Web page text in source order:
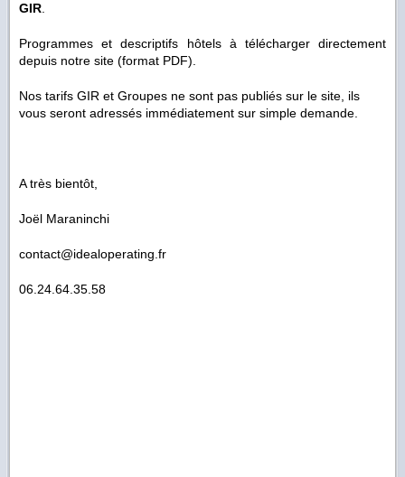
GIR.
Programmes et descriptifs hôtels à télécharger directement
depuis notre site (format PDF).
Nos tarifs GIR et Groupes ne sont pas publiés sur le site, ils
vous seront adressés immédiatement sur simple demande.
A très bientôt,
Joël Maraninchi
contact@idealoperating.fr
06.24.64.35.58